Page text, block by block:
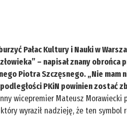
Pałac Kultury i Nauki w
– napisał znany obrońca
Piotra Szczęsnego. „Nie
PKiN powinien zostać
wicepremier Mateusz Morawiecki
który wyraził nadzieję, że ten